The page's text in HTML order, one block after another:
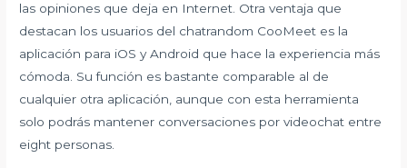
las opiniones que deja en Internet. Otra ventaja que
destacan los usuarios del chatrandom CooMeet es la
aplicación para iOS y Android que hace la experiencia más
cómoda. Su función es bastante comparable al de
cualquier otra aplicación, aunque con esta herramienta
solo podrás mantener conversaciones por videochat entre
eight personas.